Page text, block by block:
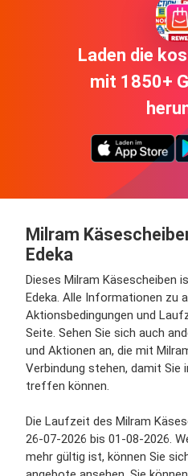
Laden die
mit 1850+
Milram
Edeka
Dieses Milram Käsescheiben
Edeka. Alle Informationen zu
Aktionsbedingungen und
Seite. Sehen Sie sich auch
und Aktionen an, die mit
Verbindung stehen, damit Sie
treffen können.
Die Laufzeit des Milram
26-07-2026 bis 01-08-2026.
mehr gültig ist, können Sie